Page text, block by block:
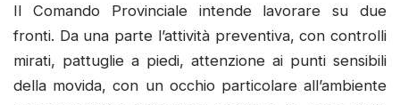
Il Comando Provinciale intende lavorare su due
fronti. Da una parte l’attività preventiva, con controlli
mirati, pattuglie a piedi, attenzione ai punti sensibili
della movida, con un occhio particolare all’ambiente